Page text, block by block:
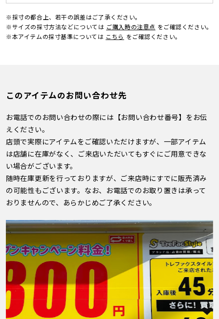
※採寸の都合上、若干の誤差はご了承ください。
※サイズの採寸方法などについては ご購入時の注意点 をご確認ください。
※本アイテムの採寸基準については こちら をご確認ください。
このアイテムのお問い合わせ先
お電話でのお問い合わせの際には【お問い合わせ番号】をお伝
えください。
店頭で実際にアイテムをご確認いただけますが、一部アイテム
は店舗に在庫がなく、ご来店いただいてもすぐにご用意できな
い場合がございます。
随時在庫更新を行っておりますが、ご来店時にすでに販売済み
の可能性もございます。なお、お電話でのお取り置きは承って
おりませんので、あらかじめご了承ください。